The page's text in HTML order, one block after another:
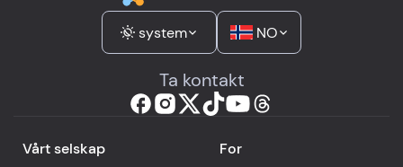
system NO
Ta kontakt
Vårt selskap
For